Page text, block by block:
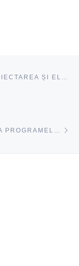
FORMABILII CFCL EXERSEAZĂ PROIECTAREA ȘI ELABORAREA TESTELOR DE EVALUARE